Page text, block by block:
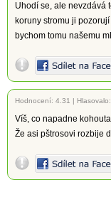
Uhodí se, ale nevzdává
koruny stromu ji
bychom tomu našemu
Hodnocení: 4.31 |
Víš, co napadne
Že asi pštrosovi rozbije